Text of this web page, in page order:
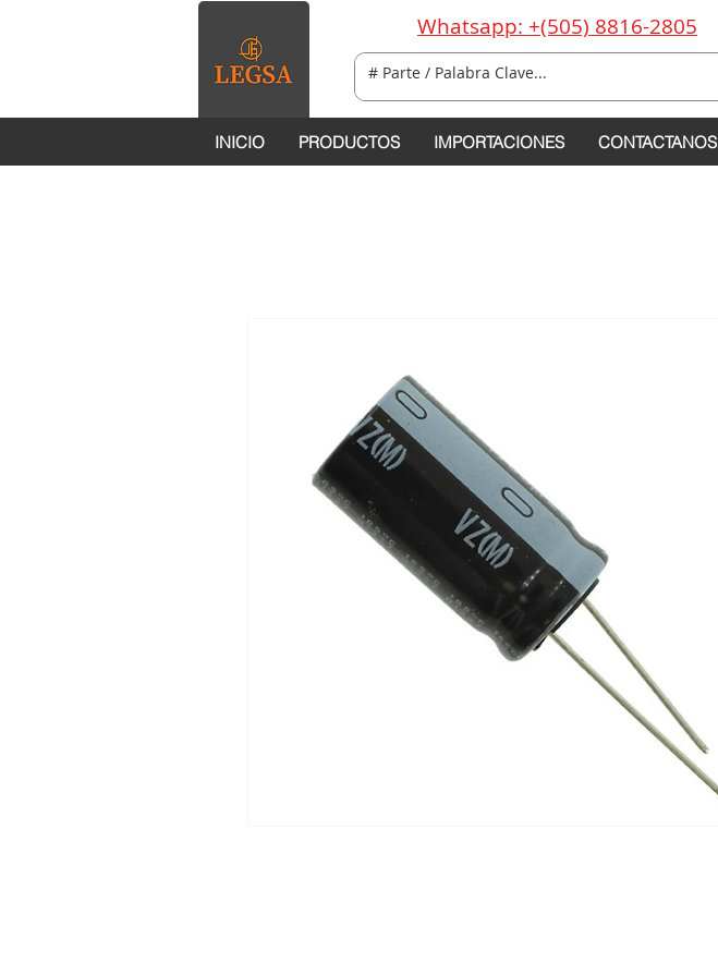
Whatsapp: +(505) 8816-2805
INICIO PRODUCTOS IMPORTACIONES CONTACTANOS